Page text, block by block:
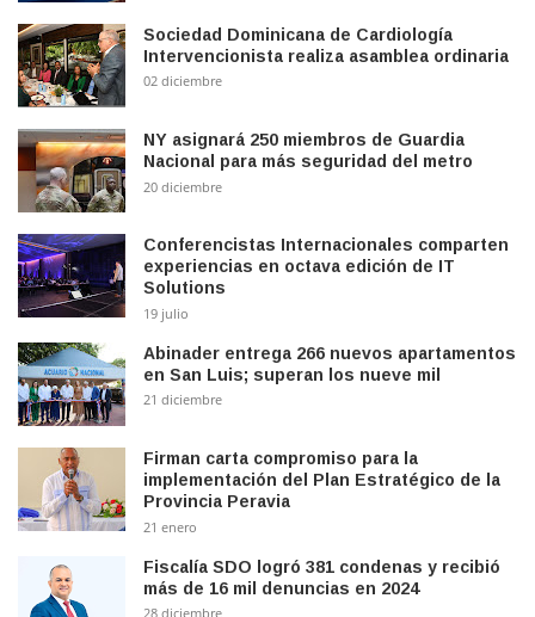
Sociedad Dominicana de Cardiología
Intervencionista realiza asamblea ordinaria
02 diciembre
NY asignará 250 miembros de Guardia
Nacional para más seguridad del metro
20 diciembre
Conferencistas Internacionales comparten
experiencias en octava edición de IT
Solutions
19 julio
Abinader entrega 266 nuevos apartamentos
en San Luis; superan los nueve mil
21 diciembre
Firman carta compromiso para la
implementación del Plan Estratégico de la
Provincia Peravia
21 enero
Fiscalía SDO logró 381 condenas y recibió
más de 16 mil denuncias en 2024
28 diciembre